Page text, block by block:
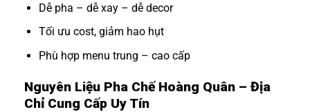
Dễ pha – dễ xay – dễ decor
Tối ưu cost, giảm hao hụt
Phù hợp menu trung – cao cấp
Nguyên Liệu Pha Chế Hoàng Quân – Địa
Chỉ Cung Cấp Uy Tín